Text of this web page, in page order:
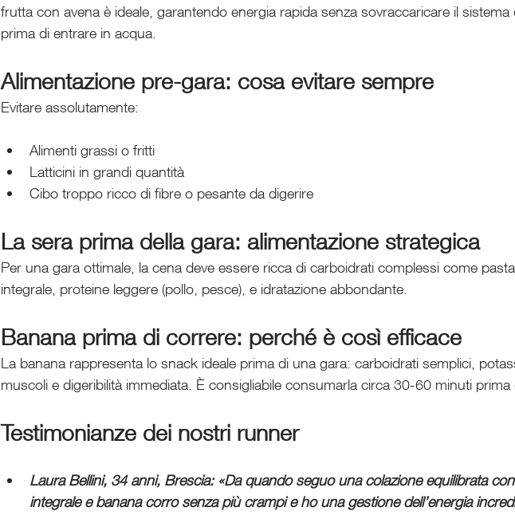
frutta con avena è ideale, garantendo energia rapida senza sovraccaricare il sistema
prima di entrare in acqua.
Alimentazione pre-gara: cosa evitare sempre
Evitare assolutamente:
Alimenti grassi o fritti
Latticini in grandi quantità
Cibo troppo ricco di fibre o pesante da digerire
La sera prima della gara: alimentazione strategica
Per una gara ottimale, la cena deve essere ricca di carboidrati complessi come
integrale, proteine leggere (pollo, pesce), e idratazione abbondante.
Banana prima di correre: perché è così efficace
La banana rappresenta lo snack ideale prima di una gara: carboidrati semplici,
muscoli e digeribilità immediata. È consigliabile consumarla circa 30-60 minuti prima
Testimonianze dei nostri runner
Laura Bellini, 34 anni, Brescia: «Da quando seguo una colazione equilibrata
integrale e banana corro senza più crampi e ho una gestione dell’energia